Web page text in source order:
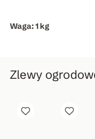
Waga: 1 kg
Zlewy